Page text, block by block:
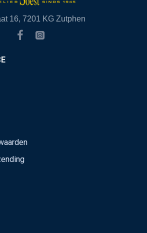
16, 7201 KG Zutphen